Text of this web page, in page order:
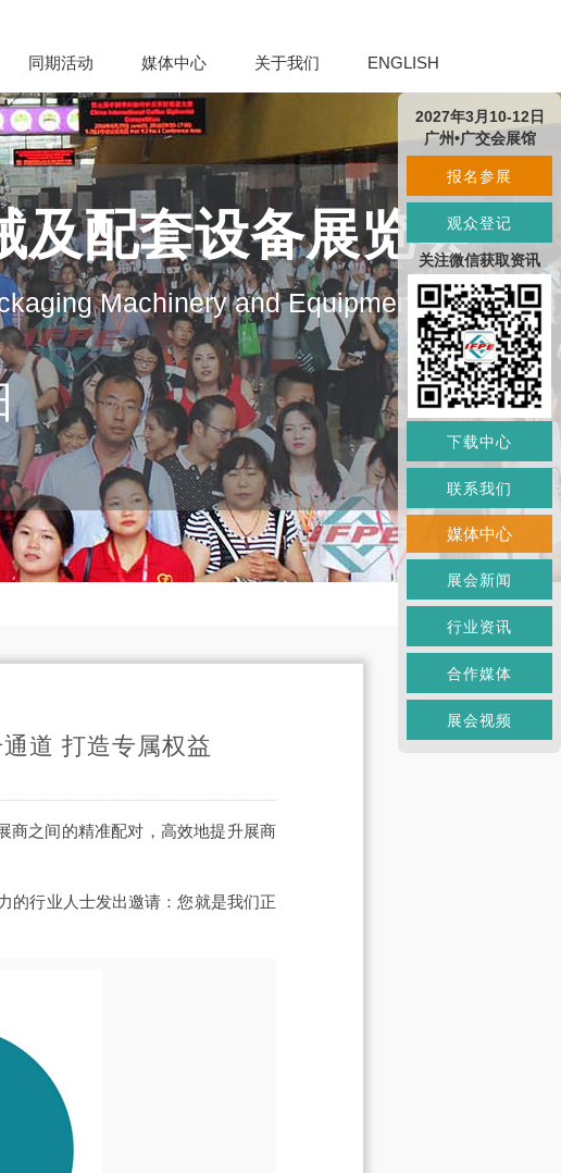
同期活动 媒体中心 关于我们 ENGLISH
及配套设备展览会
Machinery and Equipment
道 打造专属权益
商之间的精准配对，高效地提升展商
的行业人士发出邀请：您就是我们正
2027年3月10-12日
广州•广交会展馆
报名参展
观众登记
关注微信获取资讯
下载中心
联系我们
媒体中心
展会新闻
行业资讯
合作媒体
展会视频